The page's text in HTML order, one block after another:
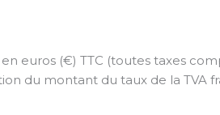
euros (€) TTC (toutes taxes
du montant du taux de la TVA